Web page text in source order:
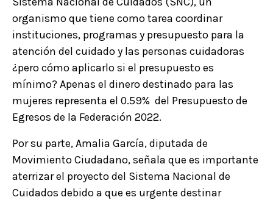
organismo que tiene como tarea coordinar
instituciones, programas y presupuesto para la
atención del cuidado y las personas cuidadoras
¿pero cómo aplicarlo si el presupuesto es
mínimo? Apenas el dinero destinado para las
mujeres representa el 0.59% del Presupuesto de
Egresos de la Federación 2022.
Por su parte, Amalia García, diputada de
Movimiento Ciudadano, señala que es importante
aterrizar el proyecto del Sistema Nacional de
Cuidados debido a que es urgente destinar